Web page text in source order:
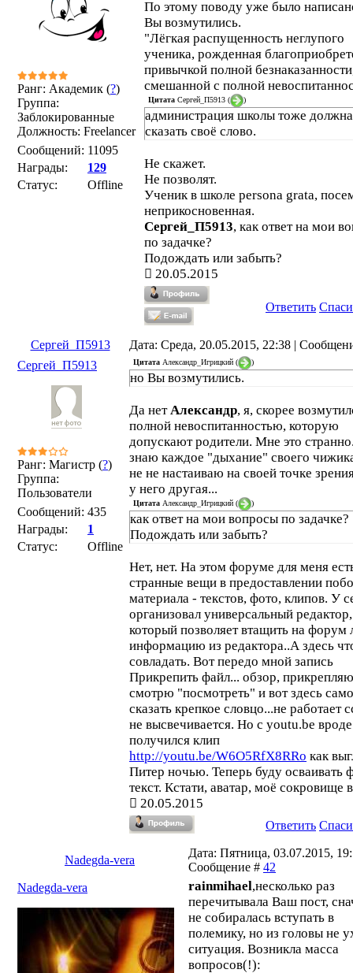
Ранг: Академик (?)
Группа:
Заблокированные
Должность: Freelancer
Сообщений: 11095
Награды:
129
Статус:
Offline
По этому поводу уже было
Вы возмутились.
"Лёгкая распущенность неглупого
ученика, рожденная
привычкой полной
смешанной с полной
Цитата Сергей_П5913 ( )
администрация школы тоже должна
сказать своё слово.
Не скажет.
Не позволят.
Ученик в школе persona grata,
неприкосновенная.
Сергей_П5913, как ответ на мои
по задачке?
Подождать или забыть?
20.05.2015
Ответить
Сергей_П5913
Дата: Среда, 20.05.2015, 22:38 |
Сергей_П5913
Ранг: Магистр (?)
Группа:
Пользователи
Сообщений: 435
Награды:
1
Статус:
Offline
Цитата Александр_Игрицкий ( )
но Вы возмутились.
Да нетАлександр, я, скорее
полной невоспитанностью, которую
допускают родители. Мне это
знаю каждое "дыхание" своего
не не настаиваю на своей точке
у него другая...
Цитата Александр_Игрицкий ( )
как ответ на мои вопросы по задачке?
Подождать или забыть?
Нет, нет. На этом форуме для меня
странные вещи в предоставлении
материала - текстов, фото, клипов. У
организовал универсальный редактор,
который позволяет втащить на
информацию из редактора..А здесь
совладать. Вот передо мной запись
Прикрепить файл... обзор,
смотрю "посмотреть" и вот здесь
сказать крепкое словцо...не работает
не высвечивается. Но с youtu.be вроде
получился клип
http://youtu.be/W6O5RfX8RRo как
Питер ночью. Теперь буду осваивать
текст. Кстати, аватар, моё сокровище
20.05.2015
Ответить
Nadegda-vera
Дата: Пятница, 03.07.2015,
Сообщение # 42
Nadegda-vera
rainmihael,несколько раз
перечитывала Ваш пост,
не собиралась вступать в
полемику, но из головы не
ситуация. Возникла масса
вопросов(!):